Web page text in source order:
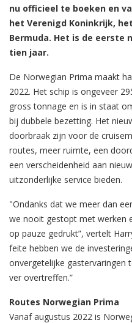
nu officieel te boeken en
het Verenigd Koninkrijk,
Bermuda. Het is de eerste
tien jaar.
De Norwegian Prima maakt
2022. Het schip is ongeveer
gross tonnage en is in staat
bij dubbele bezetting. Het
doorbraak zijn voor de
routes, meer ruimte, een
een verscheidenheid aan
uitzonderlijke service bieden.
"Ondanks dat we meer dan
we nooit gestopt met werken
op pauze gedrukt”, vertelt
feite hebben we de
onvergetelijke gastervaringen
ver overtreffen.”
Routes Norwegian Prima
Vanaf augustus 2022 is